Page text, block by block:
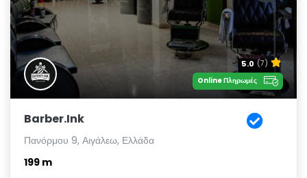
5.0 (7)
Online Πληρωμές
Barber.Ink
Πανόρμου 9, Αιγάλεω, Ελλάδα
199 m